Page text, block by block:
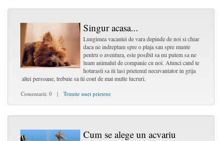
Singur acasa...
Lungimea vacantei de vara depinde de noi si chiar
daca ne indreptam spre o plaja sau spre munte
pentru o aventura, este posibil sa nu putem sa ne
luam animalul de companie cu noi. Atunci cand te
hotarasti sa iti lasi prietenul necuvantator in grija
altei persoane, trebuie sa tii cont de mai multe lucruri.
Comentarii: 0 | Trimite unei prietene
Cum se alege un acvariu